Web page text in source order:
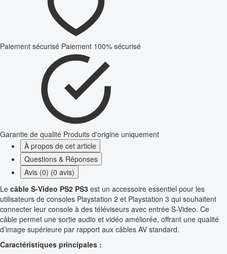
Paiement sécurisé Paiement 100% sécurisé
Garantie de qualité Produits d'origine uniquement
À propos de cet article
Questions & Réponses
Avis (0) (0 avis)
Le câble S-Video PS2 PS3 est un accessoire essentiel pour les
utilisateurs de consoles Playstation 2 et Playstation 3 qui souhaitent
connecter leur console à des téléviseurs avec entrée S-Video. Ce
câble permet une sortie audio et vidéo améliorée, offrant une qualité
d’image supérieure par rapport aux câbles AV standard.
Caractéristiques principales :